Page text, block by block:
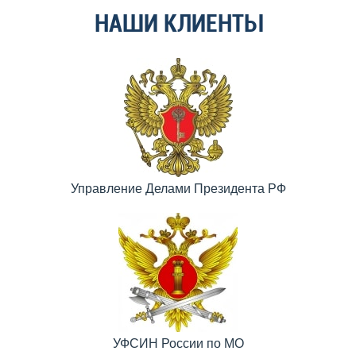
НАШИ КЛИЕНТЫ
Управление Делами Президента РФ
УФСИН России по МО